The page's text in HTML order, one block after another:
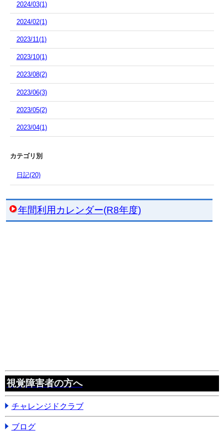
2024/03(1)
2024/02(1)
2023/11(1)
2023/10(1)
2023/08(2)
2023/06(3)
2023/05(2)
2023/04(1)
カテゴリ別
日記(20)
年間利用カレンダー(R8年度)
視覚障害者の方へ
チャレンジドクラブ
ブログ